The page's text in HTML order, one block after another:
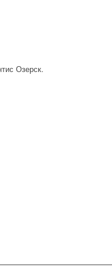
Озерск.